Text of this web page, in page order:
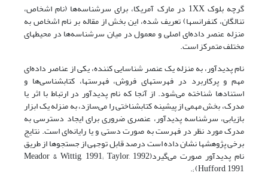
گرچه بلوک 1XX در مارک آمریکا، برای سرشناسه‌ها (نام اشخاص،
تنالگان، کنفرانسها) تعریف شده، این بخش از مقاله بر نام اشخاص به
منزله عنصر داده‌ای اصلی و معمول در میان سرشناسه‌ها در محیطهای
مختلف متمرکز است.
نام پدیدآور، به منزله یک عنصر شناسایی کننده، یکی از عناصر داده‌ای
مهم و پرکاربرد در فهرستهای فروش، فهرستها، کتابشناسی‌ها و
استنادها شناخته می‌شود. از آنجا که نام پدیدآور در ارتباط با اثر یا
مدرک، بخش مهمی از پیشینه کتابشناختی را می‌سازد، به منزله یک ابزار
بازیابی، سرشناسه پدیدآور، عنصری ضروری برای ایجاد دسترسی به
مدرک مورد نظر در فهرست به صورت دستی و یا رایانه‌ای است. نتایج
برخی پژوهشها نشان داده است درصد قابل توجهی از جستجوها از طریق
نام پدیدآور صورت می‌گیردMeador & Wittig, 1991; Taylor, 1992)
(Hufford, 1991;.